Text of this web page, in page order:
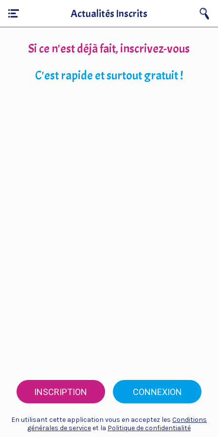
Actualités Inscrits
Si ce n'est déjà fait, inscrivez-vous
C'est rapide et surtout gratuit !
INSCRIPTION CONNEXION
En utilisant cette application vous en acceptez les Conditions
générales de serviceet la Politique de confidentialité